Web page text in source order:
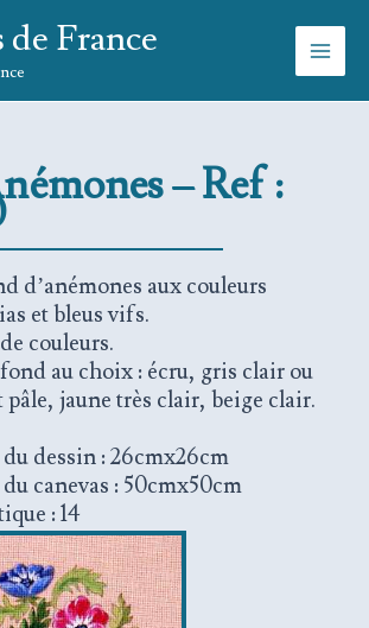
de France
– Ref :
d’anémones aux couleurs
et bleus vifs.
couleurs.
au choix : écru, gris clair ou
jaune très clair, beige clair.
dessin : 26cmx26cm
canevas : 50cmx50cm
: 14